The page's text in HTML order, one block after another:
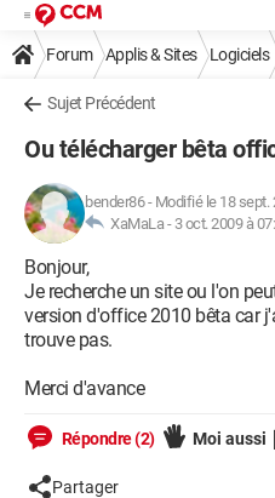
Forum Applis & Sites Logiciels
Sujet Précédent
Ou télécharger bêta
bender86- Modifié le 18 sept.
XaMaLa - 3 oct. 2009 à
Bonjour,
Je recherche un site ou l'on
version d'office 2010 bêta car
trouve pas.
Merci d'avance
Répondre (2) Moi aussi
Partager